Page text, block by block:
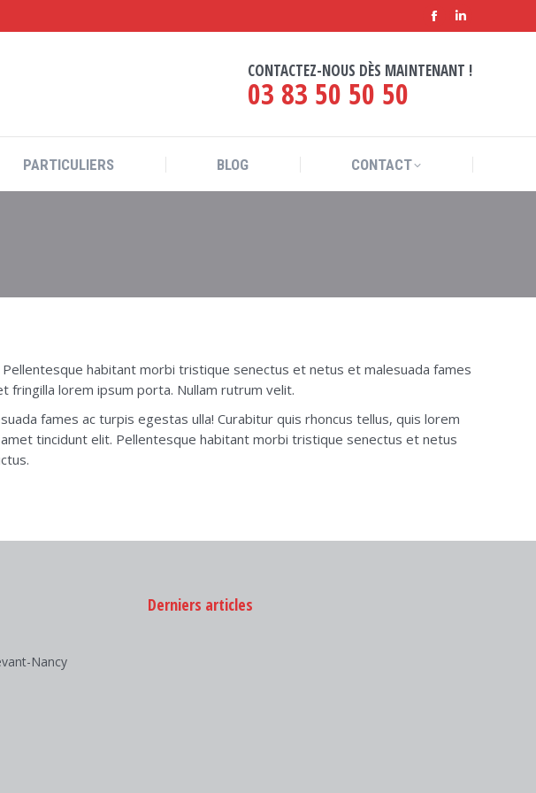
Facebook
opens
window
LinkedIn
opens
window
CONTACTEZ-NOUS DÈS MAINTENANT !
03 83 50 50 50
PARTICULIERS BLOG CONTACT
habitant morbi tristique senectus et netus et malesuada fames
fringilla lorem ipsum porta. Nullam rutrum velit.
fames ac turpis egestas ulla! Curabitur quis rhoncus tellus, quis lorem
tincidunt elit. Pellentesque habitant morbi tristique senectus et netus
Nancy
Derniers articles
PARTICULIERS BLOG CONTACT